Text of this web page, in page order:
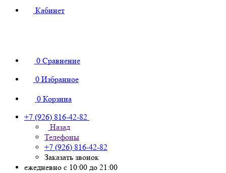
Кабинет
0 Сравнение
0 Избранное
0 Корзина
+7 (926) 816-42-82
Назад
Телефоны
+7 (926) 816-42-82
Заказать звонок
ежедневно с 10:00 до 21:00